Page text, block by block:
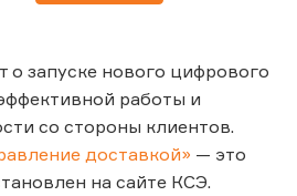
о запуске нового цифрового
работы и
со стороны клиентов.
доставкой» — это
на сайте КСЭ.